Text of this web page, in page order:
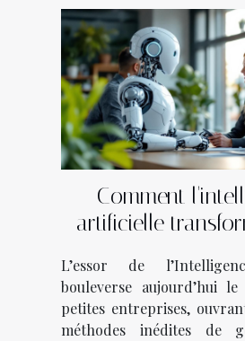
Comment
artificielle
L’essor de
bouleverse aujourd’hui
petites entreprises,
méthodes inédites de